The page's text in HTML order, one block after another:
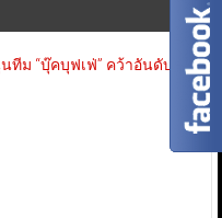
ม “บุ๊คบุฟเฟ่” คว้าอันดับ 3